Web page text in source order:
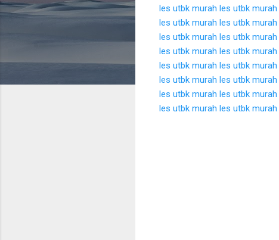
les utbk murah les utbk murah
les utbk murah les utbk murah
les utbk murah les utbk murah
les utbk murah les utbk murah
les utbk murah les utbk murah
les utbk murah les utbk murah
les utbk murah les utbk murah
les utbk murah les utbk murah